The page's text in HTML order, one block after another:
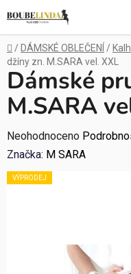
na
obsah
Domů
/ DÁMSKÉ OBLEČENÍ /
džíny zn. M.SARA vel. XXL
Dámské
M.SARA
Průměrné
hodnocení
produktu
Neohodnoceno
Značka: M SARA
VÝPRODEJ